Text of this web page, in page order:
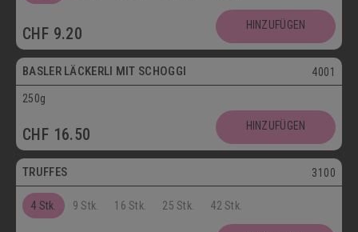
CHF 9.20 HINZUFÜGEN
Vegetarisch
BASLER LÄCKERLI MIT SCHOGGI 4001
250g
CHF 16.50 HINZUFÜGEN
Vegetarisch
TRUFFES 3100
4 Stk. 9 Stk. 16 Stk. 25 Stk. 42 Stk.